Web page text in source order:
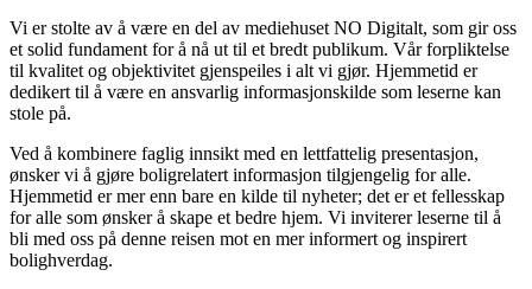
Vi er stolte av å være en del av mediehuset NO Digitalt, som gir oss
et solid fundament for å nå ut til et bredt publikum. Vår forpliktelse
til kvalitet og objektivitet gjenspeiles i alt vi gjør. Hjemmetid er
dedikert til å være en ansvarlig informasjonskilde som leserne kan
stole på.
Ved å kombinere faglig innsikt med en lettfattelig presentasjon,
ønsker vi å gjøre boligrelatert informasjon tilgjengelig for alle.
Hjemmetid er mer enn bare en kilde til nyheter; det er et fellesskap
for alle som ønsker å skape et bedre hjem. Vi inviterer leserne til å
bli med oss på denne reisen mot en mer informert og inspirert
bolighverdag.